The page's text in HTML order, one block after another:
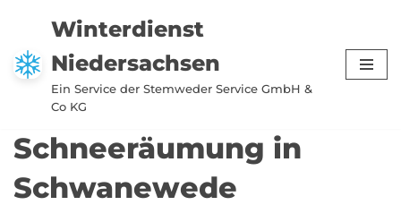
Zum
Inhalt
springen
Winterdienst
Niedersachsen
Ein Service der Stemweder Service GmbH &
Co KG
Schneeräumung in
Schwanewede